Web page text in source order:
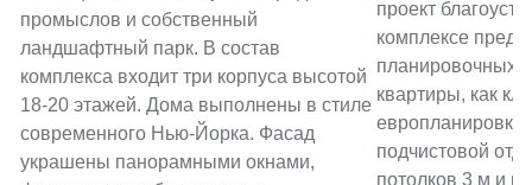
промыслов и собственный
ландшафтный парк. В состав
комплекса входит три корпуса высотой
18-20 этажей. Дома выполнены в стиле
современного Нью-Йорка. Фасад
украшены панорамными окнами,
проект
комплексе
планировочных
квартиры, как
подчистовой
потолков 3 м и